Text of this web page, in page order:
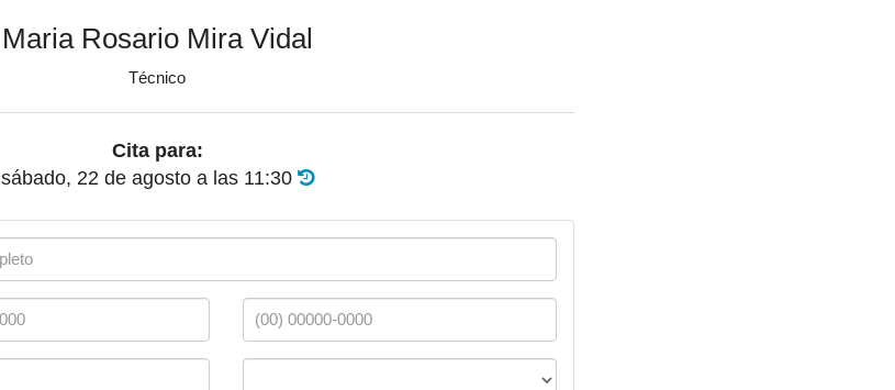
Maria Rosario Mira Vidal
Técnico
Cita para:
sábado, 22 de agosto a las 11:30